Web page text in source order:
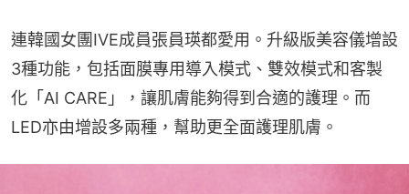
連韓國女團IVE成員張員瑛都愛用。升級版美容儀增設
3種功能，包括面膜專用導入模式、雙效模式和客製
化「AI CARE」，讓肌膚能夠得到合適的護理。而
LED亦由增設多兩種，幫助更全面護理肌膚。